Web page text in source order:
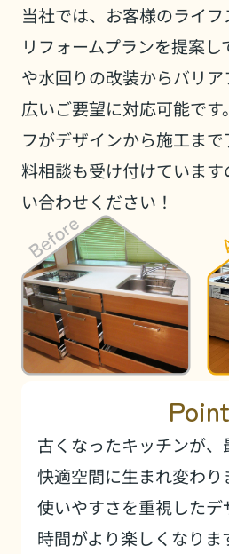
当社では、お客様のライ
リフォームプランを提案
や水回りの改装からバリ
広いご要望に対応可能で
フがデザインから施工ま
料相談も受け付けていま
い合わせください！
Point
古くなったキッチンが
快適空間に生まれ変わ
使いやすさを重視した
時間がより楽しくなりま